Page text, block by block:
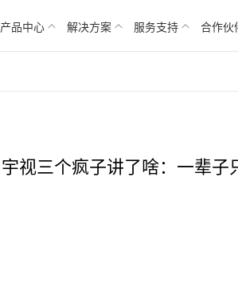
产品中心 解决方案 服务支持 合作伙
宇视三个疯子讲了啥：一辈子